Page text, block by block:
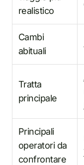
realistico
Cambi
abituali
Tratta
principale
Principali
operatori da
confrontare